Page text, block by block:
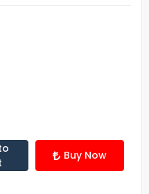
Buy Now